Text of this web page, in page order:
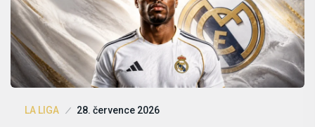
LA LIGA 28. července 2026